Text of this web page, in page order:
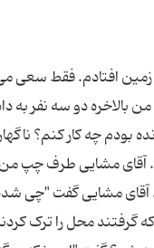
افتادم. فقط سعی
بالاخره دو سه نفر
بودم چه کار کنم؟
آقای مشایی طرف
آقای مشایی گفت "چی
محل را ترک